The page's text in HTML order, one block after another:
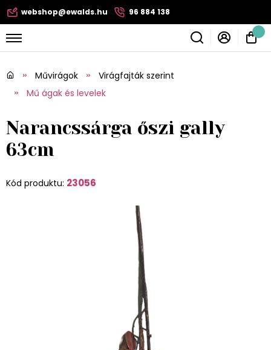
webshop@ewalds.hu 96 884 138
Művirágok
Virágfajták szerint
Mű ágak és levelek
Narancssárga őszi gally
63cm
Kód produktu: 23056